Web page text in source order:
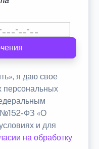
я даю свое
персональных
№152-ФЗ «О
и для
на обработку